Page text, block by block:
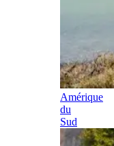
Amérique
du
Sud